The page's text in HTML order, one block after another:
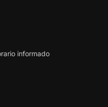
informado